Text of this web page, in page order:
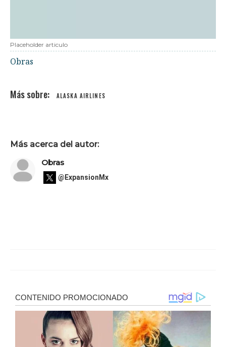
Placeholder articulo
Obras
ALASKA AIRLINES
Más acerca del autor:
Obras
@ExpansionMx